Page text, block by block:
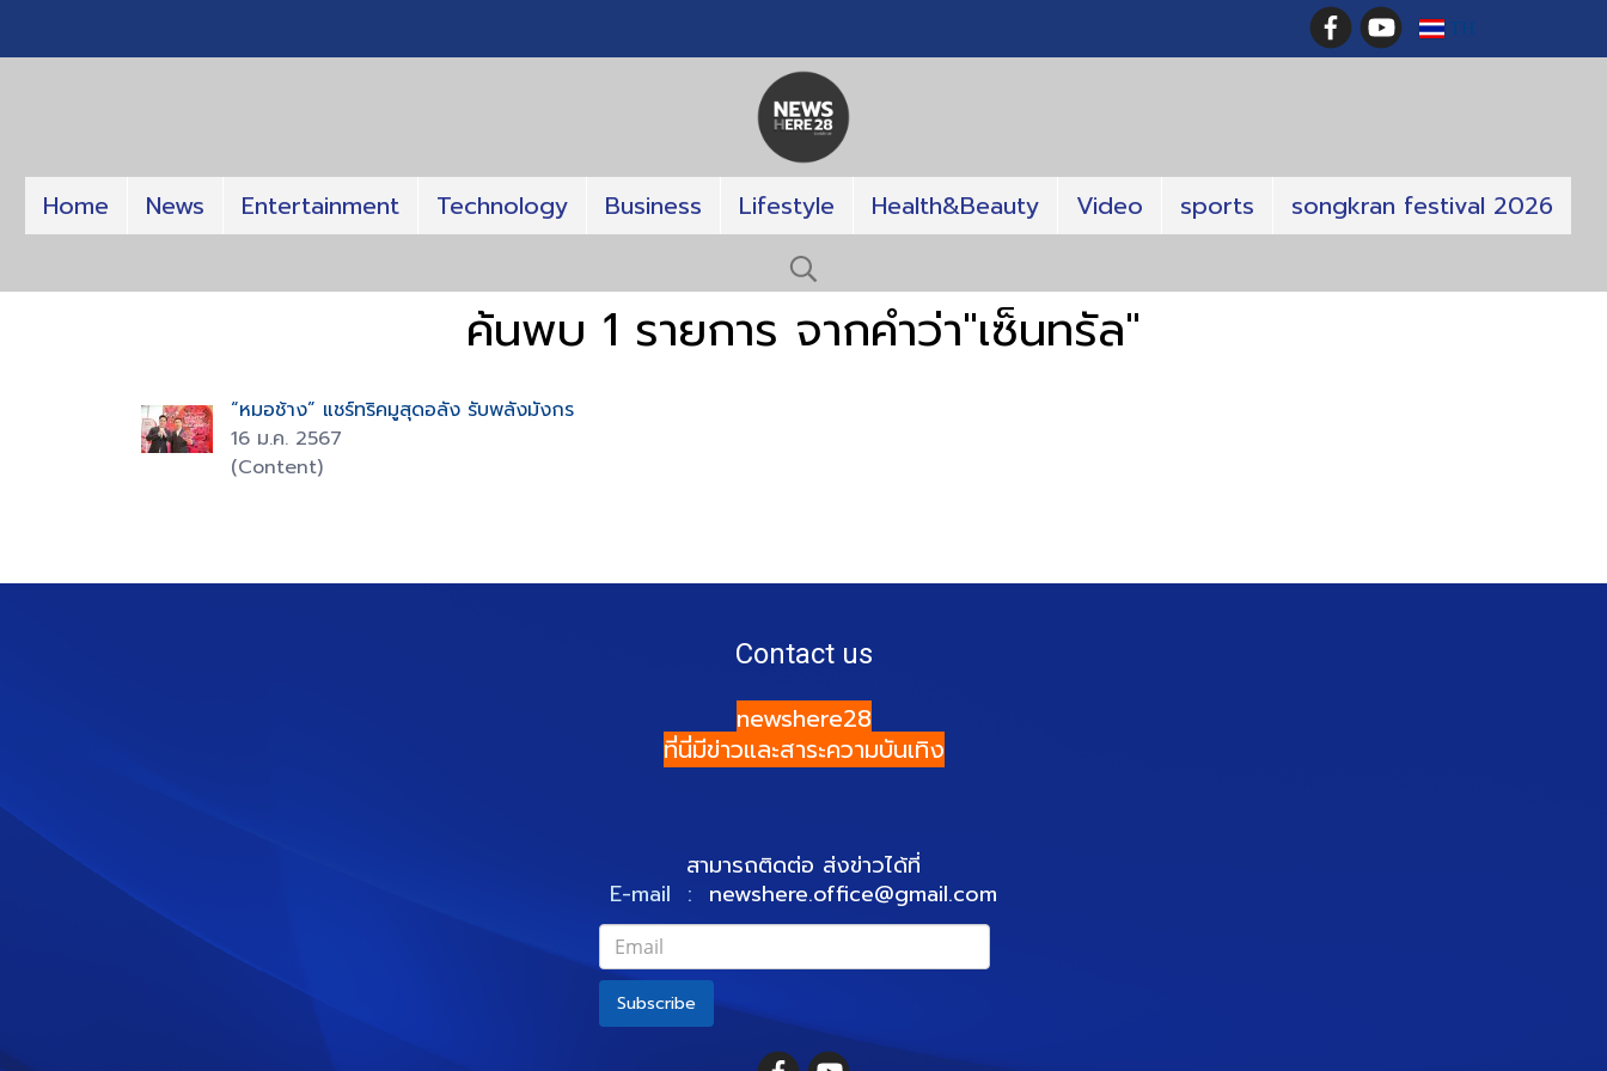
TH
Home News Entertainment Technology Business Lifestyle Health&Beauty Video sports songkran festival 2026
ค้นพบ 1 รายการ จากคำว่า"เซ็นทรัล"
“หมอช้าง” แชร์ทริคมูสุดอลัง รับพลังมังกร
16 ม.ค. 2567
(Content)
Contact us
newshere28
ที่นี่มีข่าวและสาระความบันเทิง
สามารถติดต่อ ส่งข่าวได้ที่
E-mail : newshere.office@gmail.com
Subscribe